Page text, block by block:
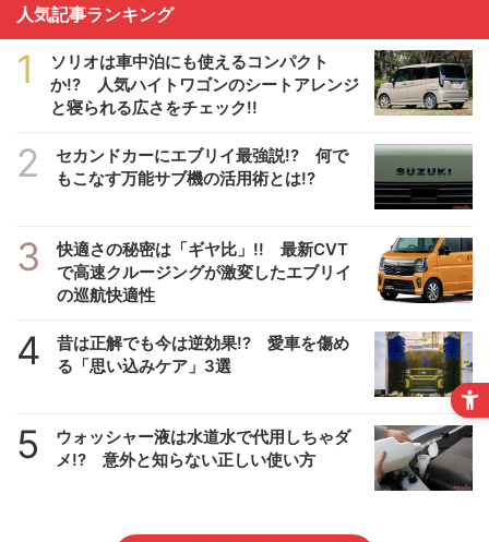
人気記事ランキング
1
ソリオは車中泊にも使えるコンパクト
か!? 人気ハイトワゴンのシートアレンジ
と寝られる広さをチェック!!
2
セカンドカーにエブリイ最強説!? 何で
もこなす万能サブ機の活用術とは!?
3
快適さの秘密は「ギヤ比」!! 最新CVT
で高速クルージングが激変したエブリイ
の巡航快適性
4
昔は正解でも今は逆効果!? 愛車を傷め
る「思い込みケア」3選
5
ウォッシャー液は水道水で代用しちゃダ
メ!? 意外と知らない正しい使い方